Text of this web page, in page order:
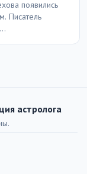
появились
Писатель
астролога